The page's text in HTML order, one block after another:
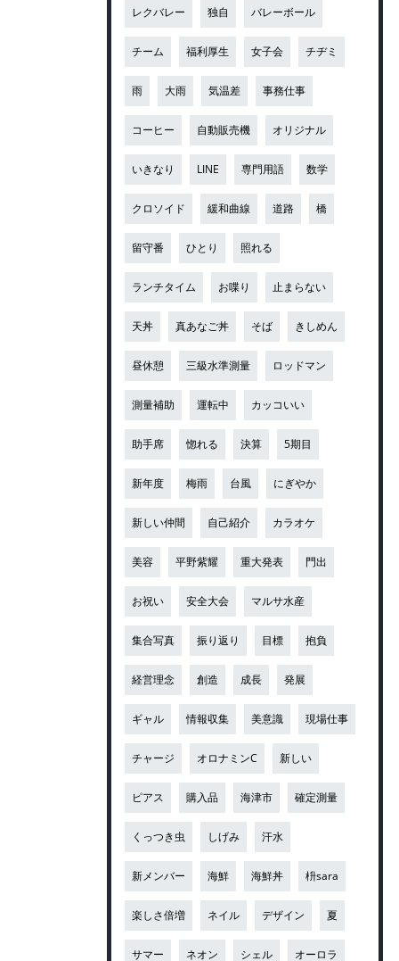
レクバレー 独自 バレーボール
チーム 福利厚生 女子会 チヂミ
雨 大雨 気温差 事務仕事
コーヒー 自動販売機 オリジナル
いきなり LINE 専門用語 数学
クロソイド 緩和曲線 道路 橋
留守番 ひとり 照れる
ランチタイム お喋り 止まらない
天丼 真あなご丼 そば きしめん
昼休憩 三級水準測量 ロッドマン
測量補助 運転中 カッコいい
助手席 惚れる 決算 5期目
新年度 梅雨 台風 にぎやか
新しい仲間 自己紹介 カラオケ
美容 平野紫耀 重大発表 門出
お祝い 安全大会 マルサ水産
集合写真 振り返り 目標 抱負
経営理念 創造 成長 発展
ギャル 情報収集 美意識 現場仕事
チャージ オロナミンC 新しい
ピアス 購入品 海津市 確定測量
くっつき虫 しげみ 汗水
新メンバー 海鮮 海鮮丼 枡sara
楽しさ倍増 ネイル デザイン 夏
サマー ネオン シェル オーロラ